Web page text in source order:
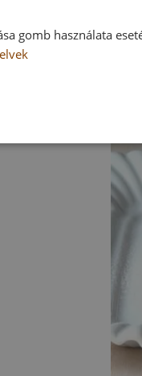
gomb használata